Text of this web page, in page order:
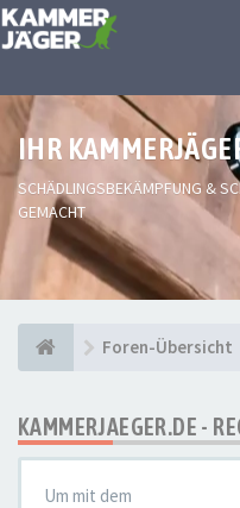
IHR
SCHÄDLINGSBEKÄMPFUNG &
GEMACHT
Foren-Übersicht
KAMMERJAEGER.DE -
Um mit dem